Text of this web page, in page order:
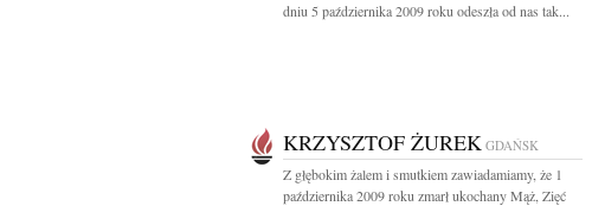
dniu 5 października 2009 roku odeszła od nas tak...
KRZYSZTOF ŻUREK GDAŃSK
Z głębokim żalem i smutkiem zawiadamiamy, że 1
października 2009 roku zmarł ukochany Mąż, Zięć